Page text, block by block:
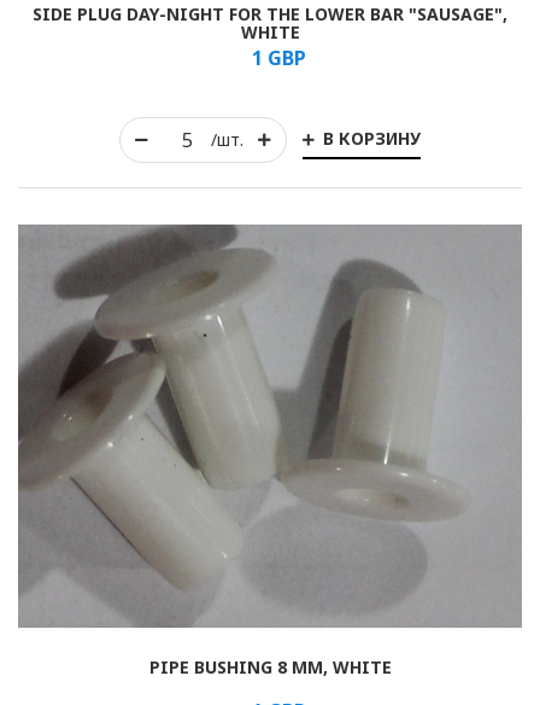
Roman
/шт. В КОРЗИНУ
SIDE PLUG DAY-NIGHT FOR THE LOWER BAR "SAUSAGE",
WHITE
1 GBP
PIPE BUSHING 8 MM, WHITE